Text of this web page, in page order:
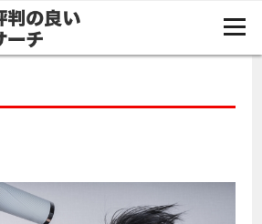
過ごすための男性用シャンプー選び方ガイド